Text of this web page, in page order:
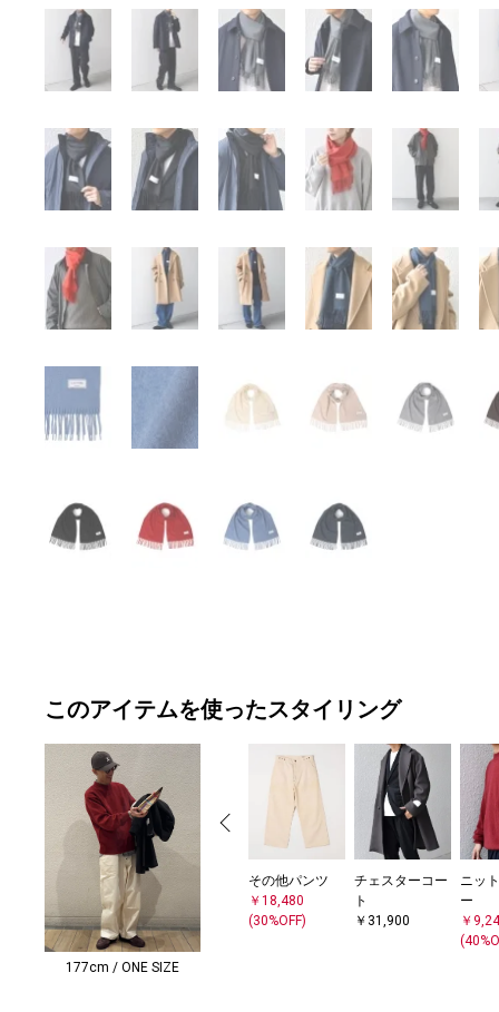
このアイテムを使ったスタイリング
177cm / ONE SIZE
その他パンツ
￥18,480
(30%OFF)
チェスターコー
ト
￥31,900
ニッ
ー
￥